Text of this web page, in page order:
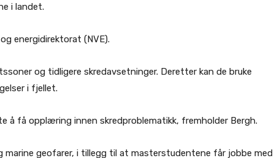
i landet.
energidirektorat (NVE).
og tidligere skredavsetninger. Deretter kan de bruke
i fjellet.
å få opplæring innen skredproblematikk, fremholder Bergh.
geofarer, i tillegg til at masterstudentene får jobbe med